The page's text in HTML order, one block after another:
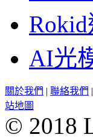
AI光
關於我們 | 聯絡我們 |
站地圖
© 2018